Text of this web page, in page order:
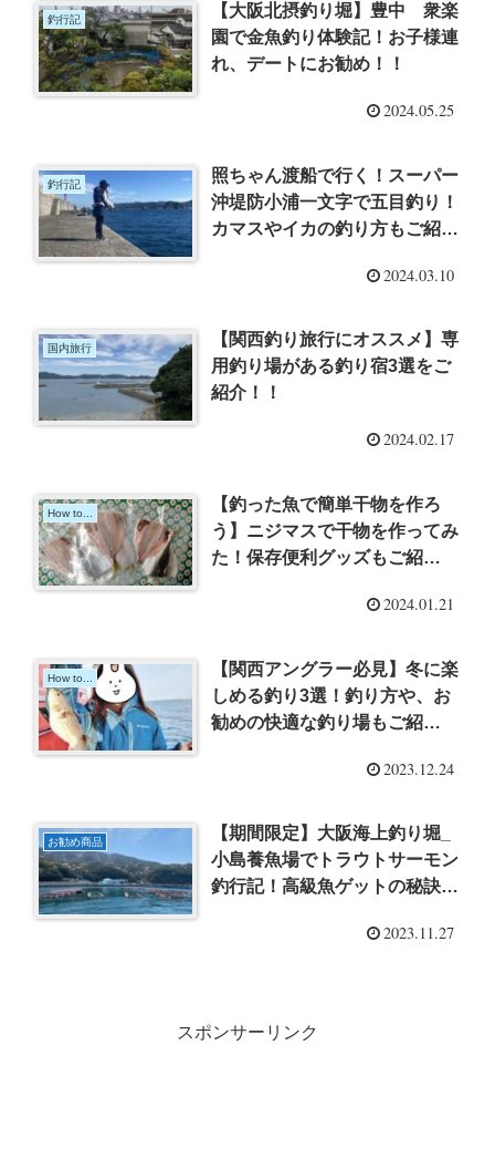
釣行記
【大阪北摂釣り堀】豊中 衆楽
園で金魚釣り体験記！お子様連
れ、デートにお勧め！！
2024.05.25
釣行記
照ちゃん渡船で行く！スーパー
沖堤防小浦一文字で五目釣り！
カマスやイカの釣り方もご紹
2024.03.10
国内旅行
【関西釣り旅行にオススメ】専
用釣り場がある釣り宿3選をご
紹介！！
2024.02.17
How to...
【釣った魚で簡単干物を作ろ
う】ニジマスで干物を作ってみ
た！保存便利グッズもご紹
2024.01.21
How to...
【関西アングラー必見】冬に楽
しめる釣り3選！釣り方や、お
勧めの快適な釣り場もご紹
2023.12.24
お勧め商品
【期間限定】大阪海上釣り堀_
小島養魚場でトラウトサーモン
釣行記！高級魚ゲットの秘訣ご
2023.11.27
スポンサーリンク